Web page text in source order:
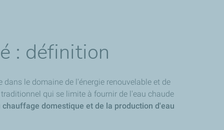
: définition
le domaine de l'énergie renouvelable et de
qui se limite à fournir de l'eau chaude
domestique et de la production d'eau